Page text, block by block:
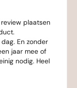
plaatsen
En zonder
jaar mee of
nodig. Heel